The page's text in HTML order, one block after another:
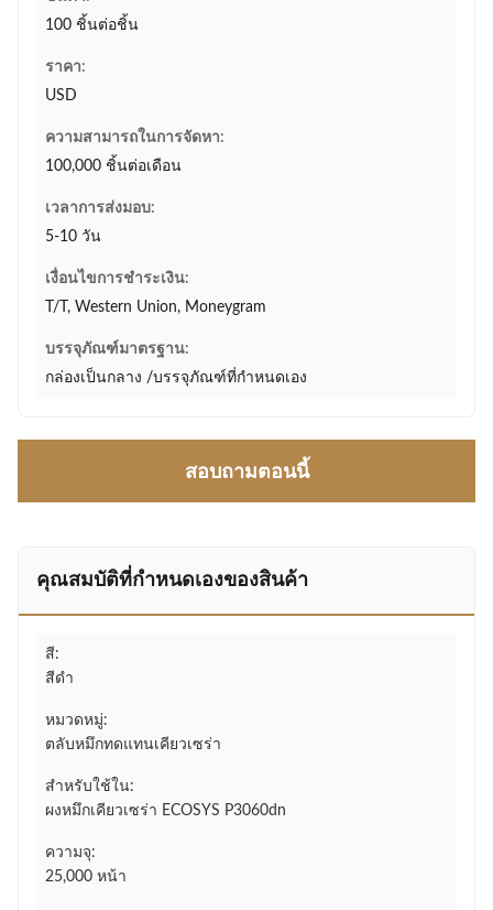
100 ชิ้นต่อชิ้น
ราคา:
USD
ความสามารถในการจัดหา:
100,000 ชิ้นต่อเดือน
เวลาการส่งมอบ:
5-10 วัน
เงื่อนไขการชำระเงิน:
T/T, Western Union, Moneygram
บรรจุภัณฑ์มาตรฐาน:
กล่องเป็นกลาง /บรรจุภัณฑ์ที่กำหนดเอง
สอบถามตอนนี้
คุณสมบัติที่กําหนดเองของสินค้า
สี:
สีดำ
หมวดหมู่:
ตลับหมึกทดแทนเคียวเซร่า
สำหรับใช้ใน:
ผงหมึกเคียวเซร่า ECOSYS P3060dn
ความจุ:
25,000 หน้า